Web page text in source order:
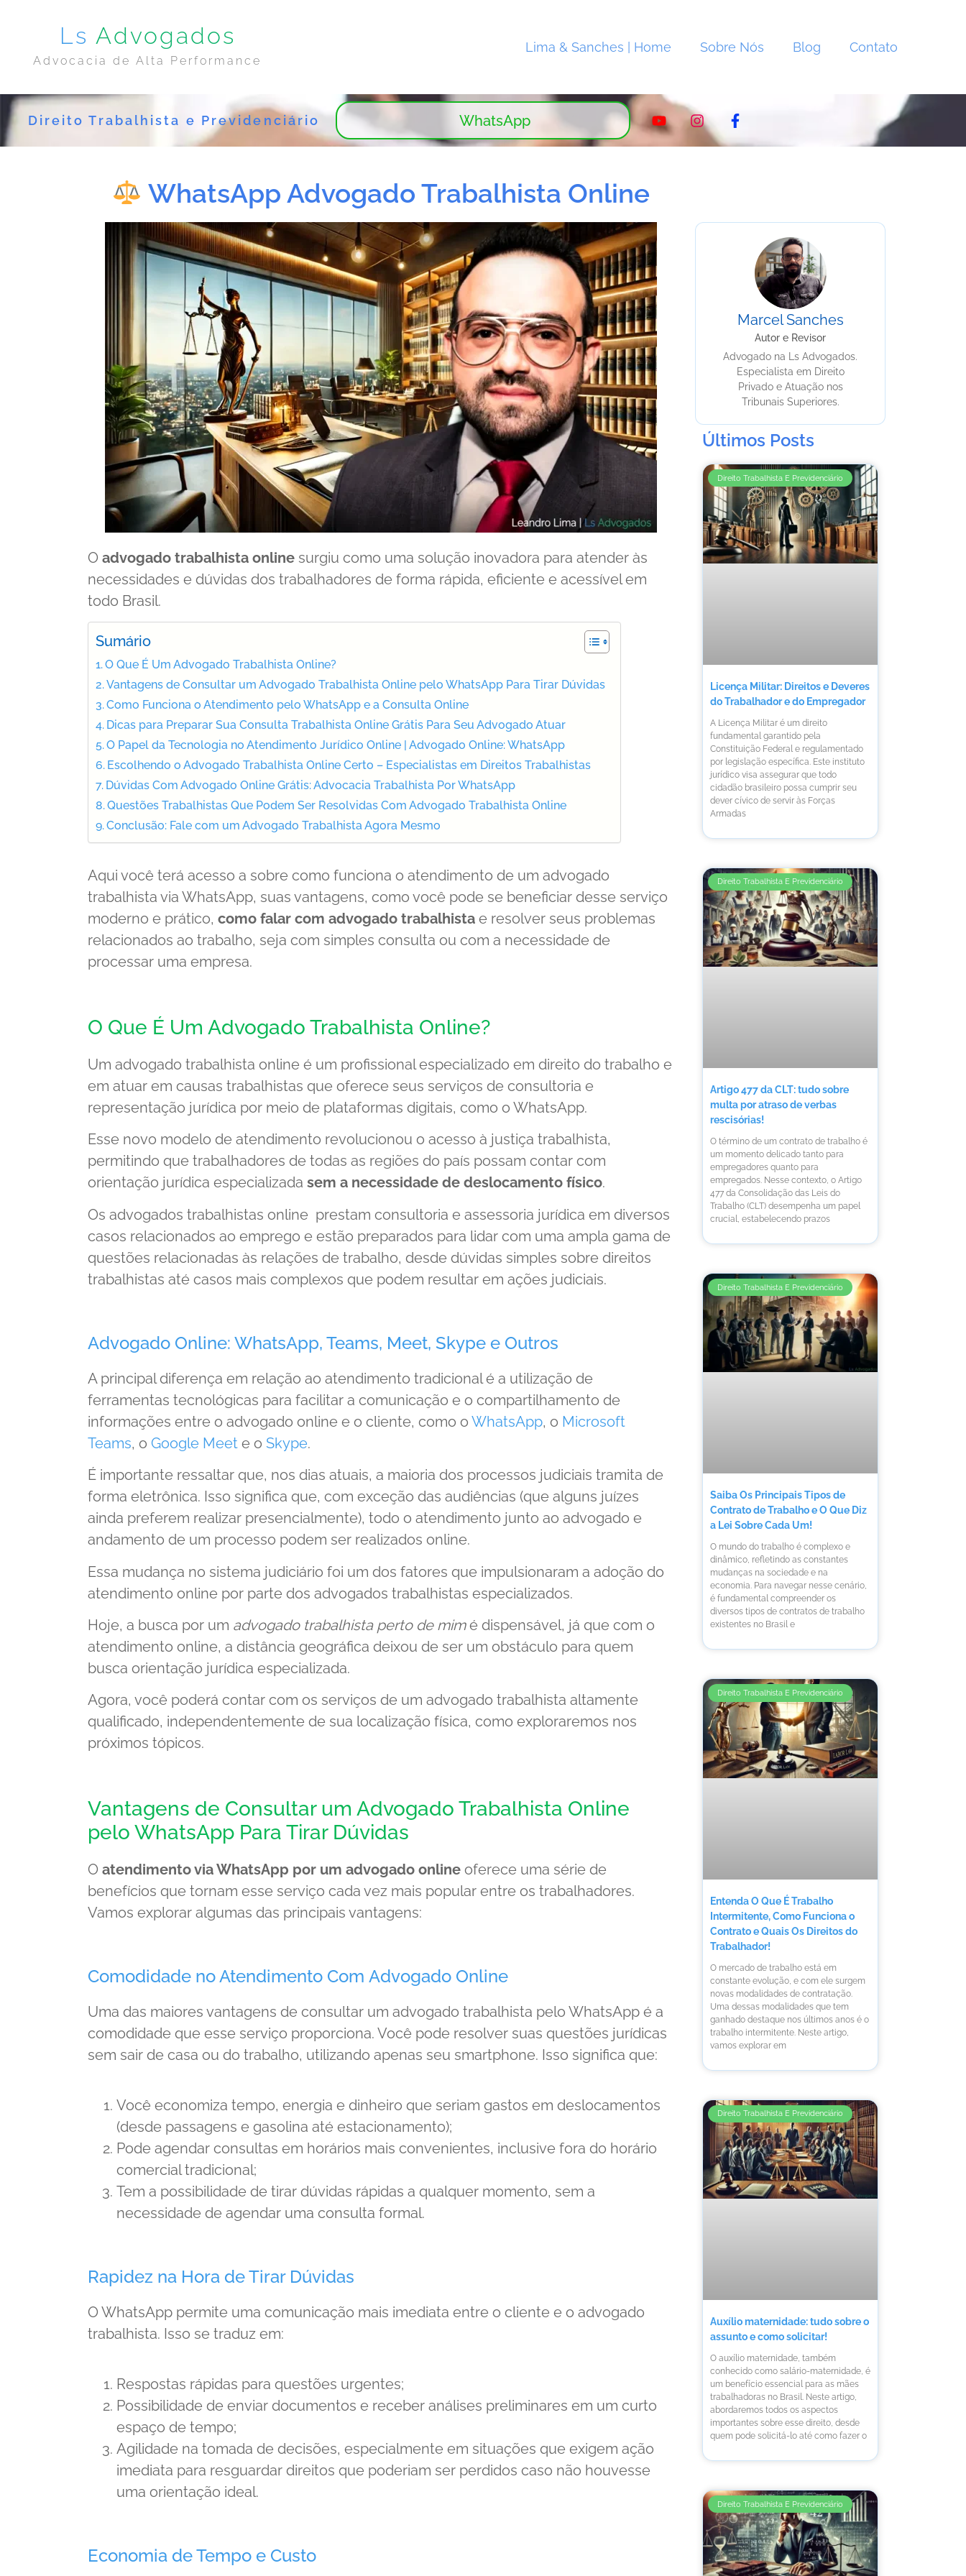
Ls Advogados
Advocacia de Alta Performance
Lima & Sanches | Home Sobre Nós Blog Contato
Direito Trabalhista e Previdenciário WhatsApp
WhatsApp Advogado Trabalhista Online
O advogado trabalhista online surgiu como uma solução inovadora para atender às
necessidades e dúvidas dos trabalhadores de forma rápida, eficiente e acessível em
todo Brasil.
Sumário
O Que É Um Advogado Trabalhista Online?
Vantagens de Consultar um Advogado Trabalhista Online pelo WhatsApp Para Tirar Dúvidas
Como Funciona o Atendimento pelo WhatsApp e a Consulta Online
Dicas para Preparar Sua Consulta Trabalhista Online Grátis Para Seu Advogado Atuar
O Papel da Tecnologia no Atendimento Jurídico Online | Advogado Online: WhatsApp
Escolhendo o Advogado Trabalhista Online Certo – Especialistas em Direitos Trabalhistas
Dúvidas Com Advogado Online Grátis: Advocacia Trabalhista Por WhatsApp
Questões Trabalhistas Que Podem Ser Resolvidas Com Advogado Trabalhista Online
Conclusão: Fale com um Advogado Trabalhista Agora Mesmo
Aqui você terá acesso a sobre como funciona o atendimento de um advogado
trabalhista via WhatsApp, suas vantagens, como você pode se beneficiar desse serviço
moderno e prático, como falar com advogado trabalhista e resolver seus problemas
relacionados ao trabalho, seja com simples consulta ou com a necessidade de
processar uma empresa.
O Que É Um Advogado Trabalhista Online?
Um advogado trabalhista online é um profissional especializado em direito do trabalho e
em atuar em causas trabalhistas que oferece seus serviços de consultoria e
representação jurídica por meio de plataformas digitais, como o WhatsApp.
Esse novo modelo de atendimento revolucionou o acesso à justiça trabalhista,
permitindo que trabalhadores de todas as regiões do país possam contar com
orientação jurídica especializada sem a necessidade de deslocamento físico.
Os advogados trabalhistas online prestam consultoria e assessoria jurídica em diversos
casos relacionados ao emprego e estão preparados para lidar com uma ampla gama de
questões relacionadas às relações de trabalho, desde dúvidas simples sobre direitos
trabalhistas até casos mais complexos que podem resultar em ações judiciais.
Advogado Online: WhatsApp, Teams, Meet, Skype e Outros
A principal diferença em relação ao atendimento tradicional é a utilização de
ferramentas tecnológicas para facilitar a comunicação e o compartilhamento de
informações entre o advogado online e o cliente, como o WhatsApp, o Microsoft
Teams, o Google Meet e o Skype.
É importante ressaltar que, nos dias atuais, a maioria dos processos judiciais tramita de
forma eletrônica. Isso significa que, com exceção das audiências (que alguns juízes
ainda preferem realizar presencialmente), todo o atendimento junto ao advogado e
andamento de um processo podem ser realizados online.
Essa mudança no sistema judiciário foi um dos fatores que impulsionaram a adoção do
atendimento online por parte dos advogados trabalhistas especializados.
Hoje, a busca por um advogado trabalhista perto de mimé dispensável, já que com o
atendimento online, a distância geográfica deixou de ser um obstáculo para quem
busca orientação jurídica especializada.
Agora, você poderá contar com os serviços de um advogado trabalhista altamente
qualificado, independentemente de sua localização física, como exploraremos nos
próximos tópicos.
Vantagens de Consultar um Advogado Trabalhista Online
pelo WhatsApp Para Tirar Dúvidas
O atendimento via WhatsApp por um advogado online oferece uma série de
benefícios que tornam esse serviço cada vez mais popular entre os trabalhadores.
Vamos explorar algumas das principais vantagens:
Comodidade no Atendimento Com Advogado Online
Uma das maiores vantagens de consultar um advogado trabalhista pelo WhatsApp é a
comodidade que esse serviço proporciona. Você pode resolver suas questões jurídicas
sem sair de casa ou do trabalho, utilizando apenas seu smartphone. Isso significa que:
Você economiza tempo, energia e dinheiro que seriam gastos em deslocamentos
(desde passagens e gasolina até estacionamento);
Pode agendar consultas em horários mais convenientes, inclusive fora do horário
comercial tradicional;
Tem a possibilidade de tirar dúvidas rápidas a qualquer momento, sem a
necessidade de agendar uma consulta formal.
Rapidez na Hora de Tirar Dúvidas
O WhatsApp permite uma comunicação mais imediata entre o cliente e o advogado
trabalhista. Isso se traduz em:
Respostas rápidas para questões urgentes;
Possibilidade de enviar documentos e receber análises preliminares em um curto
espaço de tempo;
Agilidade na tomada de decisões, especialmente em situações que exigem ação
imediata para resguardar direitos que poderiam ser perdidos caso não houvesse
uma orientação ideal.
Economia de Tempo e Custo
Marcel Sanches
Autor e Revisor
Advogado na Ls Advogados.
Especialista em Direito
Privado e Atuação nos
Tribunais Superiores.
Últimos Posts
Direito Trabalhista E Previdenciário
Licença Militar: Direitos e Deveres
do Trabalhador e do Empregador
A Licença Militar é um direito
fundamental garantido pela
Constituição Federal e regulamentado
por legislação específica. Este instituto
jurídico visa assegurar que todo
cidadão brasileiro possa cumprir seu
dever cívico de servir às Forças
Armadas
Direito Trabalhista E Previdenciário
Artigo 477 da CLT: tudo sobre
multa por atraso de verbas
rescisórias!
O término de um contrato de trabalho é
um momento delicado tanto para
empregadores quanto para
empregados. Nesse contexto, o Artigo
477 da Consolidação das Leis do
Trabalho (CLT) desempenha um papel
crucial, estabelecendo prazos
Direito Trabalhista E Previdenciário
Saiba Os Principais Tipos de
Contrato de Trabalho e O Que Diz
a Lei Sobre Cada Um!
O mundo do trabalho é complexo e
dinâmico, refletindo as constantes
mudanças na sociedade e na
economia. Para navegar nesse cenário,
é fundamental compreender os
diversos tipos de contratos de trabalho
existentes no Brasil e
Direito Trabalhista E Previdenciário
Entenda O Que É Trabalho
Intermitente, Como Funciona o
Contrato e Quais Os Direitos do
Trabalhador!
O mercado de trabalho está em
constante evolução, e com ele surgem
novas modalidades de contratação.
Uma dessas modalidades que tem
ganhado destaque nos últimos anos é o
trabalho intermitente. Neste artigo,
vamos explorar em
Direito Trabalhista E Previdenciário
Auxílio maternidade: tudo sobre o
assunto e como solicitar!
O auxílio maternidade, também
conhecido como salário-maternidade, é
um benefício essencial para as mães
trabalhadoras no Brasil. Neste artigo,
abordaremos todos os aspectos
importantes sobre esse direito, desde
quem pode solicitá-lo até como fazer o
Direito Trabalhista E Previdenciário